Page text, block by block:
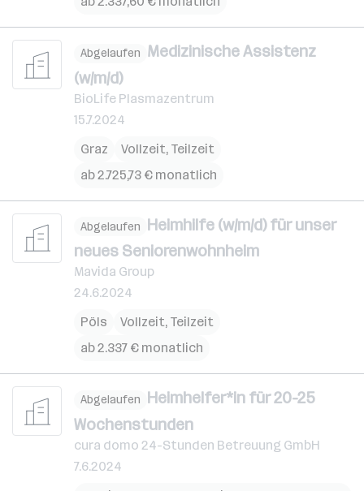
Abgelaufen Medizinische Assistenz
(w/m/d)
BioLife Plasmazentrum
15.7.2024
Graz
Vollzeit, Teilzeit
ab 2.725,73 € monatlich
Abgelaufen Heimhilfe (w/m/d) für unser
neues Seniorenwohnheim
Mavida Group
24.6.2024
Pöls
Vollzeit, Teilzeit
ab 2.337 € monatlich
Abgelaufen Heimhelfer*in für 20-25
Wochenstunden
cura domo 24-Stunden Betreuung GmbH
7.6.2024